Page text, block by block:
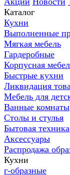
Каталог
Кухни
Выполненные
Мягкая мебель
Гардеробные
Корпусная
Быстрые кухни
Ликвидация
Мебель для
Ванные комнаты
Столы и стулья
Бытовая техника
Аксессуары
Распродажа
Кухни
г-образные